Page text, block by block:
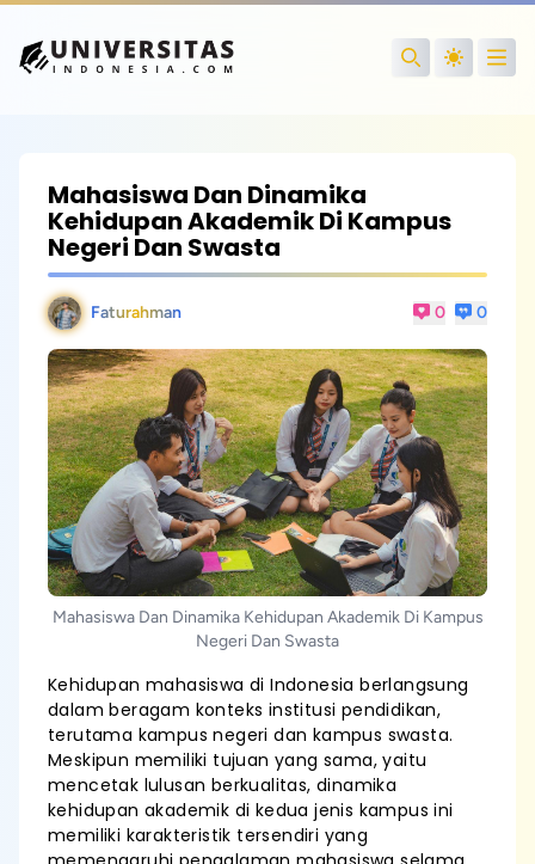
Search
Mahasiswa Dan Dinamika
Kehidupan Akademik Di Kampus
Negeri Dan Swasta
Faturahman 0 0
Mahasiswa Dan Dinamika Kehidupan Akademik Di Kampus
Negeri Dan Swasta
Kehidupan mahasiswa di Indonesia berlangsung
dalam beragam konteks institusi pendidikan,
terutama kampus negeri dan kampus swasta.
Meskipun memiliki tujuan yang sama, yaitu
mencetak lulusan berkualitas, dinamika
kehidupan akademik di kedua jenis kampus ini
memiliki karakteristik tersendiri yang